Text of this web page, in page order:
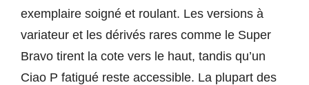
exemplaire soigné et roulant. Les versions à
variateur et les dérivés rares comme le Super
Bravo tirent la cote vers le haut, tandis qu’un
Ciao P fatigué reste accessible. La plupart des